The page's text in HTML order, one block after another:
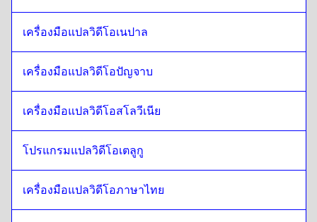
นอร์เวย์ถึงเบลเยียมดัตช์ / ฝรั่งเศส
เบลเยียมดัตช์ / ฝรั่งเศสถึงนอร์เวย์
คอสตาริกา สเปนถึงนอร์เวย์
เครื่องมือแปลวิดีโอเนปาล
เครื่องมือแปลวิดีโอปัญจาบ
เครื่องมือแปลวิดีโอสโลวีเนีย
โปรแกรมแปลวิดีโอเตลูกู
เครื่องมือแปลวิดีโอภาษาไทย